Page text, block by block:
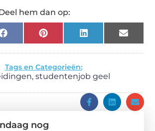
hem dan op:
FacebookPinterestLinkedIn Email
Tags en Categorieën:
,studentenjob geel
nog